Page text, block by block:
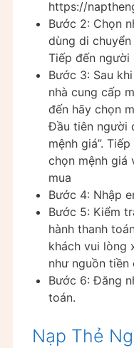
https://
Bước 2: Chọn
dùng di chuyển
Tiếp đến người
Bước 3: Sau
nhà cung cấp
đến hãy chọn
Đầu tiên người
mệnh giá”.
chọn mệnh giá
mua
Bước 4: Nhập
Bước 5: Kiểm
hành thanh
khách vui lòng
như nguồn tiền
Bước 6: Đăng
toán.
Nạp Thẻ